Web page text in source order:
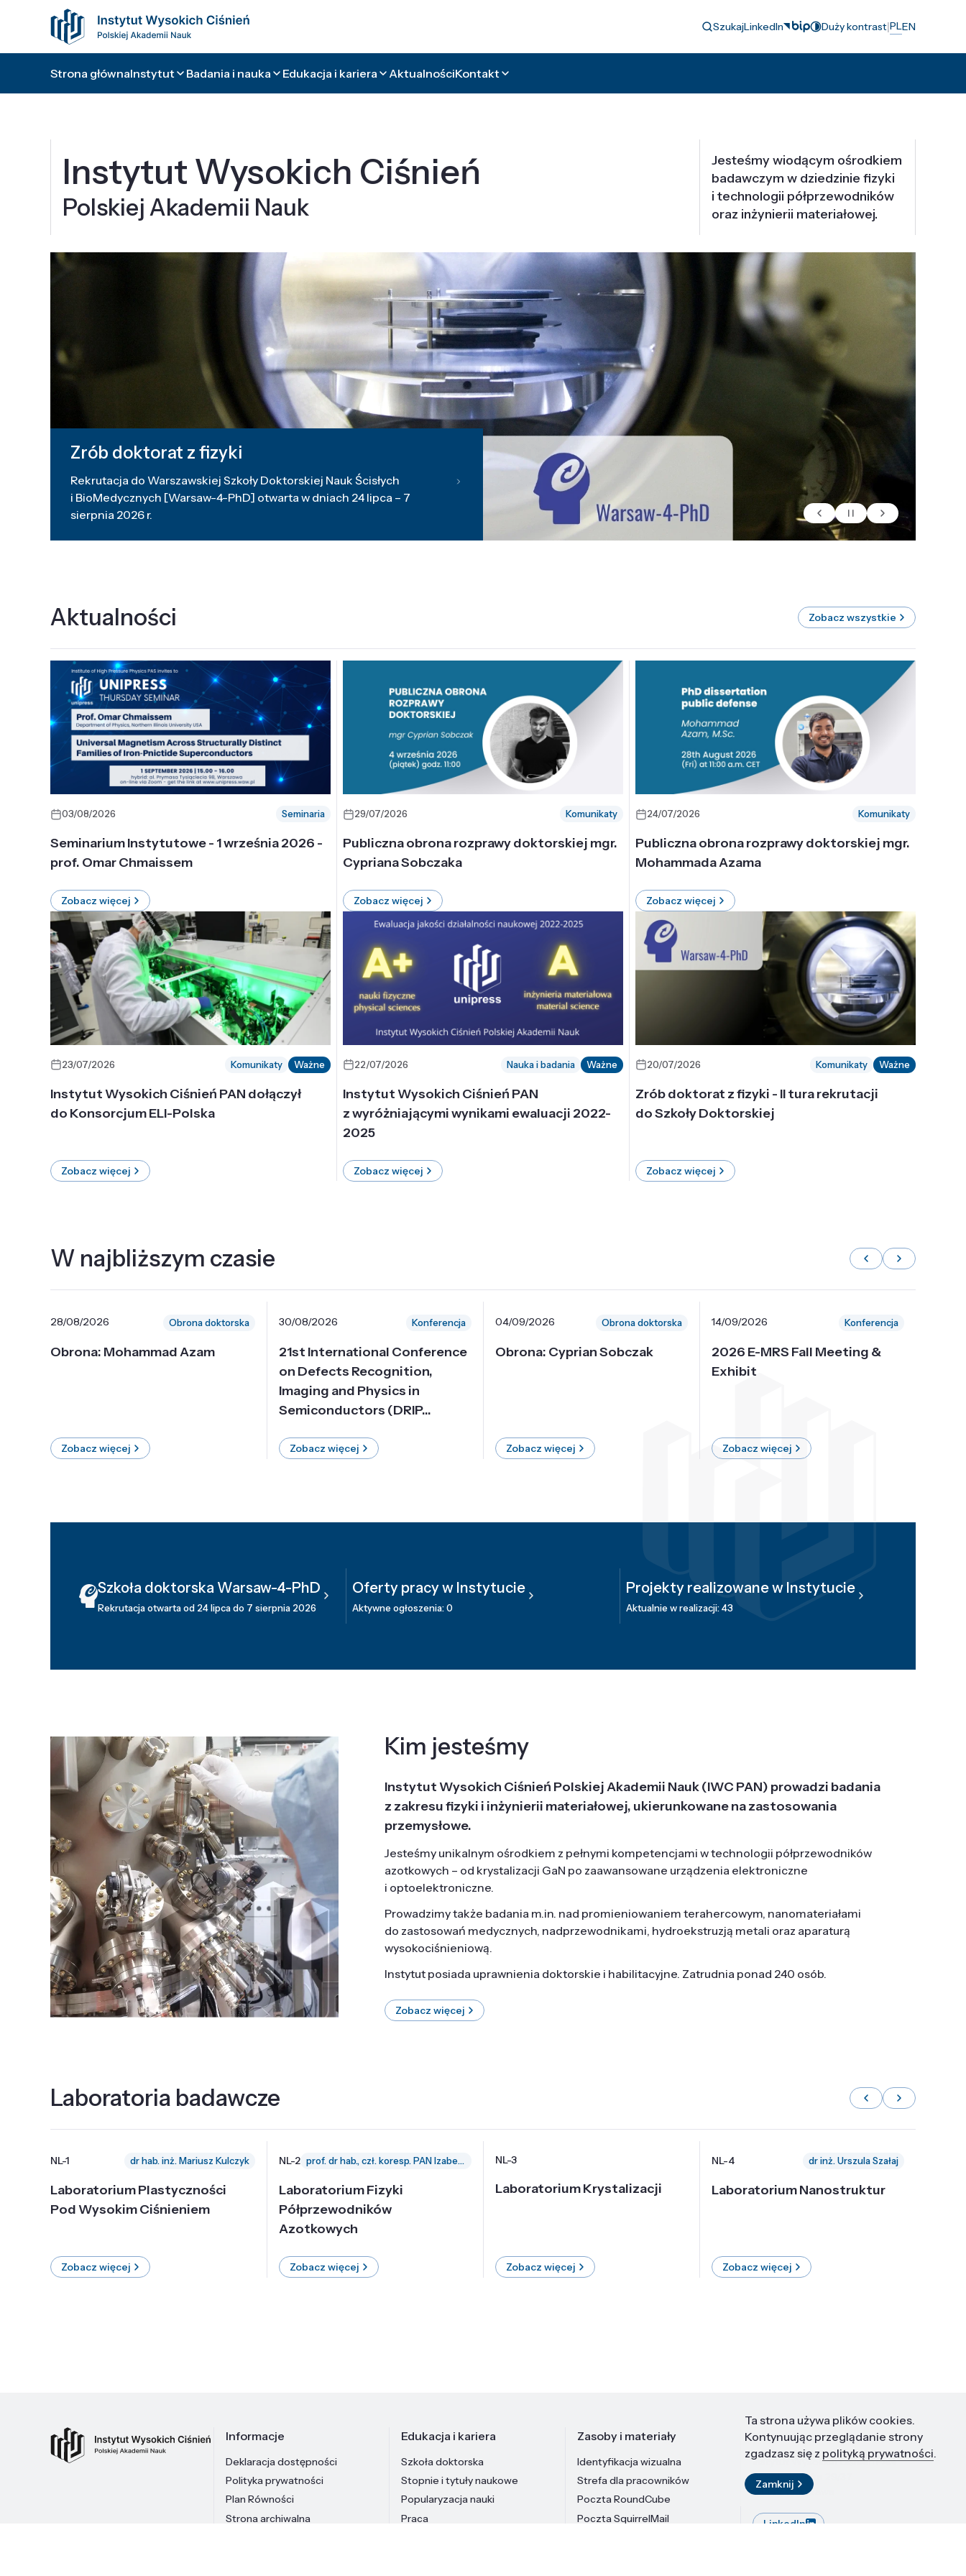
SzukajLinkedIn Duży kontrast|PLEN
Strona głównaInstytut Badania i nauka Edukacja i kariera AktualnościKontakt
Instytut Wysokich Ciśnień
Polskiej Akademii Nauk
Jesteśmy wiodącym ośrodkiem
badawczym w dziedzinie fizyki
i technologii półprzewodników
oraz inżynierii materiałowej.
Zrób doktorat z fizyki
Rekrutacja do Warszawskiej Szkoły Doktorskiej Nauk Ścisłych
i BioMedycznych [Warsaw-4-PhD] otwarta w dniach 24 lipca – 7
sierpnia 2026 r.
Aktualności Zobacz wszystkie
03/08/2026 Seminaria
Seminarium Instytutowe - 1 września 2026 -
prof. Omar Chmaissem
Zobacz więcej
29/07/2026 Komunikaty
Publiczna obrona rozprawy doktorskiej mgr.
Cypriana Sobczaka
Zobacz więcej
24/07/2026 Komunikaty
Publiczna obrona rozprawy doktorskiej mgr.
Mohammada Azama
Zobacz więcej
23/07/2026 Komunikaty Ważne
Instytut Wysokich Ciśnień PAN dołączył
do Konsorcjum ELI-Polska
Zobacz więcej
22/07/2026 Nauka i badania Ważne
Instytut Wysokich Ciśnień PAN
z wyróżniającymi wynikami ewaluacji 2022-
2025
Zobacz więcej
20/07/2026 Komunikaty Ważne
Zrób doktorat z fizyki - II tura rekrutacji
do Szkoły Doktorskiej
Zobacz więcej
W najbliższym czasie
28/08/2026 Obrona doktorska
Obrona: Mohammad Azam
Zobacz więcej
30/08/2026 Konferencja
21st International Conference
on Defects Recognition,
Imaging and Physics in
Semiconductors (DRIP...
Zobacz więcej
04/09/2026 Obrona doktorska
Obrona: Cyprian Sobczak
Zobacz więcej
14/09/2026 Konferencja
2026 E-MRS Fall Meeting &
Exhibit
Zobacz więcej
Szkoła doktorska Warsaw-4-PhD
Rekrutacja otwarta od 24 lipca do 7 sierpnia 2026
Oferty pracy w Instytucie
Aktywne ogłoszenia: 0
Projekty realizowane w Instytucie
Aktualnie w realizacji: 43
Kim jesteśmy
Instytut Wysokich Ciśnień Polskiej Akademii Nauk (IWC PAN) prowadzi badania
z zakresu fizyki i inżynierii materiałowej, ukierunkowane na zastosowania
przemysłowe.
Jesteśmy unikalnym ośrodkiem z pełnymi kompetencjami w technologii półprzewodników
azotkowych – od krystalizacji GaN po zaawansowane urządzenia elektroniczne
i optoelektroniczne.
Prowadzimy także badania m.in. nad promieniowaniem terahercowym, nanomateriałami
do zastosowań medycznych, nadprzewodnikami, hydroekstruzją metali oraz aparaturą
wysokociśnieniową.
Instytut posiada uprawnienia doktorskie i habilitacyjne. Zatrudnia ponad 240 osób.
Zobacz więcej
Laboratoria badawcze
NL-1 dr hab. inż. Mariusz Kulczyk
Laboratorium Plastyczności
Pod Wysokim Ciśnieniem
Zobacz więcej
NL-2 prof. dr hab., czł. koresp. PAN Izabella Grzegory
Laboratorium Fizyki
Półprzewodników
Azotkowych
Zobacz więcej
NL-3
Laboratorium Krystalizacji
Zobacz więcej
NL-4 dr inż. Urszula Szałaj
Laboratorium Nanostruktur
Zobacz więcej
Informacje
Deklaracja dostępności
Polityka prywatności
Plan Równości
Strona archiwalna
Edukacja i kariera
Szkoła doktorska
Stopnie i tytuły naukowe
Popularyzacja nauki
Praca
Zasoby i materiały
Identyfikacja wizualna
Strefa dla pracowników
Poczta RoundCube
Poczta SquirrelMail
Kontakt
Instytut Wysokich Ciśnień PAN
ul. Sokołowska 29/37
01-142 Warszawa
LinkedIn
Ta strona używa plików cookies.
Kontynuując przeglądanie strony
zgadzasz się z polityką prywatności.
Zamknij